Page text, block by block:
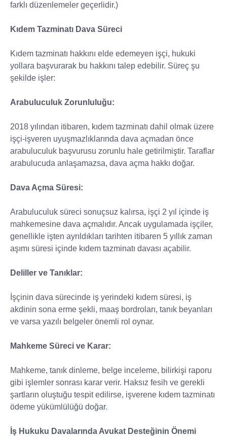
farklı düzenlemeler geçerlidir.)
Kıdem Tazminatı Dava Süreci
Kıdem tazminatı hakkını elde edemeyen işçi, hukuki
yollara başvurarak bu hakkını talep edebilir. Süreç şu
şekilde işler:
Arabuluculuk Zorunluluğu:
2018 yılından itibaren, kıdem tazminatı dahil olmak üzere
işçi-işveren uyuşmazlıklarında dava açmadan önce
arabuluculuk başvurusu zorunlu hale getirilmiştir. Taraflar
arabulucuda anlaşamazsa, dava açma hakkı doğar.
Dava Açma Süresi:
Arabuluculuk süreci sonuçsuz kalırsa, işçi 2 yıl içinde iş
mahkemesine dava açmalıdır. Ancak uygulamada işçiler,
genellikle işten ayrıldıkları tarihten itibaren 5 yıllık zaman
aşımı süresi içinde kıdem tazminatı davası açabilir.
Deliller ve Tanıklar:
İşçinin dava sürecinde iş yerindeki kıdem süresi, iş
akdinin sona erme şekli, maaş bordroları, tanık beyanları
ve varsa yazılı belgeler önemli rol oynar.
Mahkeme Süreci ve Karar:
Mahkeme, tanık dinleme, belge inceleme, bilirkişi raporu
gibi işlemler sonrası karar verir. Haksız fesih ve gerekli
şartların oluştuğu tespit edilirse, işverene kıdem tazminatı
ödeme yükümlülüğü doğar.
İş Hukuku Davalarında Avukat Desteğinin Önemi